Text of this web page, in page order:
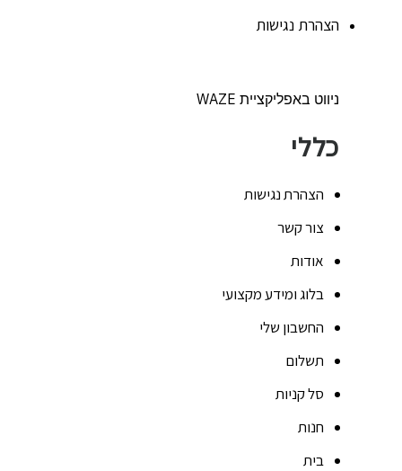
הצהרת נגישות
ניווט באפליקציית WAZE
כללי
הצהרת נגישות
צור קשר
אודות
בלוג ומידע מקצועי
החשבון שלי
תשלום
סל קניות
חנות
בית